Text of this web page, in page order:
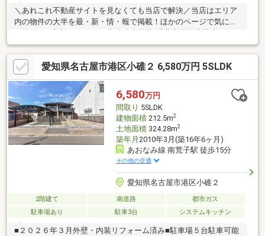
＼あれこれ不動産サイトを見なくても当店で解決／当店はエリア
内の物件の大半を最・新・情・報で掲載！ほかのページで気にな
ス：2台◆2022年築の築浅物件◆収納豊富な間取り※写真をクリッ
クすると、詳細をご覧いただけます。＝＝＝＝＝＝＝＝＝＝＝＝
＝＝＝＝＝＝＝＝＝＝＝＝＝※本物件は売主様居住中のため、ご
見学日につきましてご希望に添えない場合がございます。＝＝＝
＝＝＝＝＝＝＝＝＝＝＝＝＝＝＝＝＝＝＝＝＝＝
愛知県名古屋市港区小碓２ 6,580万円 5SLDK
6,580万円
間取り 5SLDK
建物面積212.5m2
土地面積324.28m2
築年月 2010年3月(築16年6ヶ月)
あおなみ線 南荒子駅 徒歩15分
その他の交通
愛知県名古屋市港区小碓２
2階建て 南道路
都市ガス
駐車場あり
駐車3台 システムキッチン
■２０２６年３月外壁・内装リフォーム済み■駐車場５台駐車可能